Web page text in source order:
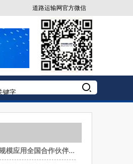
道路运输网官方微信
模应用全国合作伙伴...